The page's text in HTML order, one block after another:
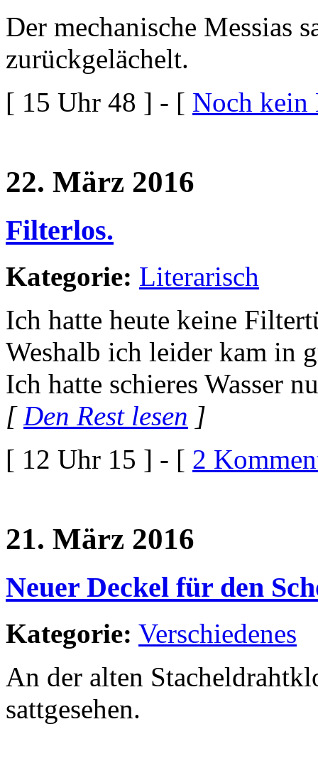
Der mechanische Messias
zurückgelächelt.
[ 15 Uhr 48 ] - [ Noch kein
22. März 2016
Filterlos.
Kategorie: Literarisch
Ich hatte heute keine
Weshalb ich leider kam in
Ich hatte schieres Wasser
[Den Rest lesen ]
[ 12 Uhr 15 ] - [ 2
21. März 2016
Neuer Deckel für den
Kategorie: Verschiedenes
An der alten
sattgesehen.